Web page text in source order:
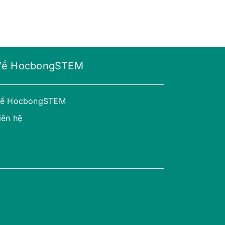
HocbongSTEM
HocbongSTEM
hệ